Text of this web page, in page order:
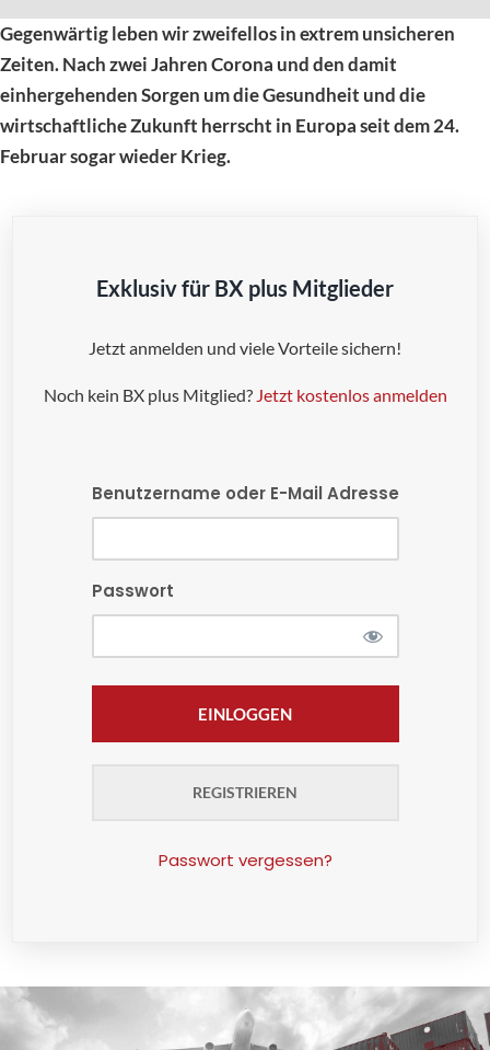
Skip
to
content
Gegenwärtig leben wir zweifellos in extrem unsicheren
Zeiten. Nach zwei Jahren Corona und den damit
einhergehenden Sorgen um die Gesundheit und die
wirtschaftliche Zukunft herrscht in Europa seit dem 24.
Februar sogar wieder Krieg.
Exklusiv für BX plus Mitglieder
Jetzt anmelden und viele Vorteile sichern!
Noch kein BX plus Mitglied? Jetzt kostenlos anmelden
Benutzername oder E-Mail Adresse
Passwort
REGISTRIEREN
Passwort vergessen?